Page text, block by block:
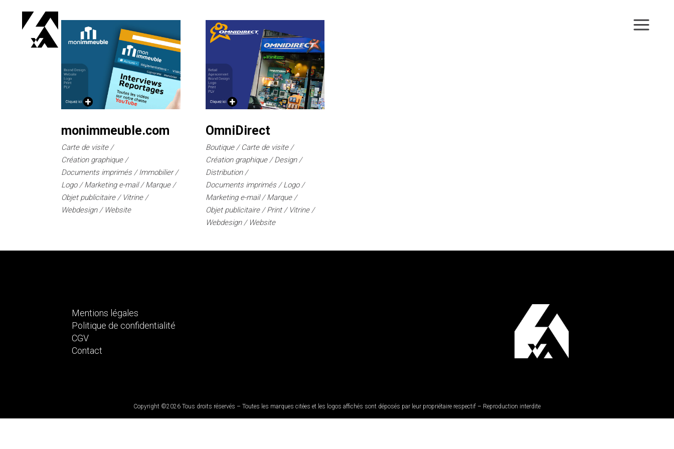
monimmeuble.com
Carte de visite
Création graphique
Documents imprimés
Immobilier
Logo
Marketing e-mail
Marque
Objet publicitaire
Vitrine
Webdesign
Website
OmniDirect
Boutique
Carte de visite
Création graphique
Design
Distribution
Documents imprimés
Logo
Marketing e-mail
Marque
Objet publicitaire
Print
Vitrine
Webdesign
Website
Mentions légales
Politique de confidentialité
CGV
Contact
Copyright ©2026 Tous droits réservés – Toutes les marques citées et les logos affichés sont déposés par leur propriétaire respectif – Reproduction interdite